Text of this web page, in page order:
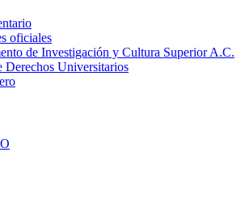
oficiales
de Investigación y Cultura Superior A.C.
Derechos Universitarios